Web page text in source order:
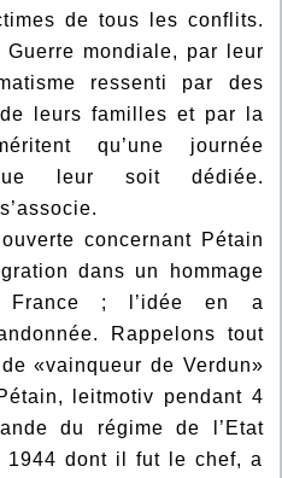
de tous les conflits.
mondiale, par leur
ressenti par des
leurs familles et par la
qu’une journée
leur soit dédiée.
concernant Pétain
dans un hommage
France ; l’idée en a
Rappelons tout
«vainqueur de Verdun»
leitmotiv pendant 4
du régime de l’Etat
1944 dont il fut le chef, a